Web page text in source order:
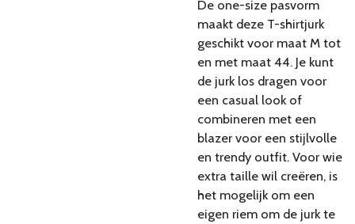
De one-size pasvorm
maakt deze T-shirtjurk
geschikt voor maat M tot
en met maat 44. Je kunt
de jurk los dragen voor
een casual look of
combineren met een
blazer voor een stijlvolle
en trendy outfit. Voor wie
extra taille wil creëren, is
het mogelijk om een
eigen riem om de jurk te